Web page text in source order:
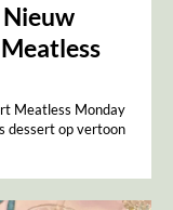
Nieuw
Meatless Monday
dessert op vertoon